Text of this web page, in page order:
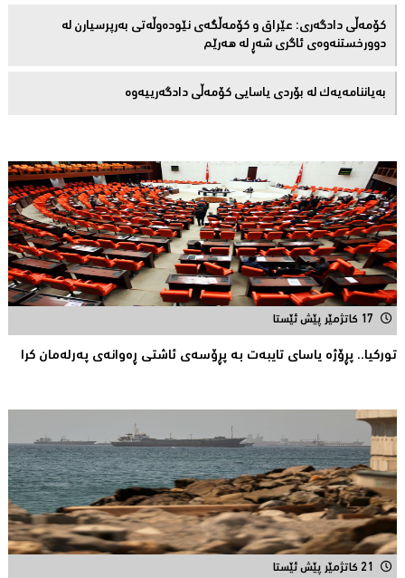
کۆمەڵى دادگەرى: عێراق و كۆمەڵگەی نێودەوڵەتی بەرپرسیارن لە
دوورخستنەوەى ئاگری شەڕ لە هەرێم
بەیاننامەیەک لە بۆردی یاسایی کۆمەڵی دادگەرییەوە
17 کاتژمێر پێش ئێستا
توركیا.. پڕۆژه‌ یاسای تایبه‌ت به‌ پڕۆسه‌ی ئاشتی ڕه‌وانه‌ی په‌رله‌مان كرا
21 کاتژمێر پێش ئێستا